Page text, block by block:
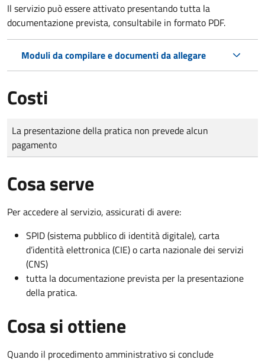
Il servizio può essere attivato presentando tutta la
documentazione prevista, consultabile in formato PDF.
Moduli da compilare e documenti da allegare
Costi
Tipo di pagamento
Importo
La presentazione della pratica non prevede alcun
pagamento
Cosa serve
Per accedere al servizio, assicurati di avere:
SPID (sistema pubblico di identità digitale), carta
d’identità elettronica (CIE) o carta nazionale dei servizi
(CNS)
tutta la documentazione prevista per la presentazione
della pratica.
Cosa si ottiene
Quando il procedimento amministrativo si conclude